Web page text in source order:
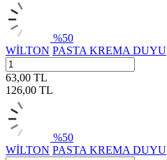
%50
WİLTON PASTA KREMA DUYU
63,00 TL
126,00 TL
%50
WİLTON PASTA KREMA DUYU